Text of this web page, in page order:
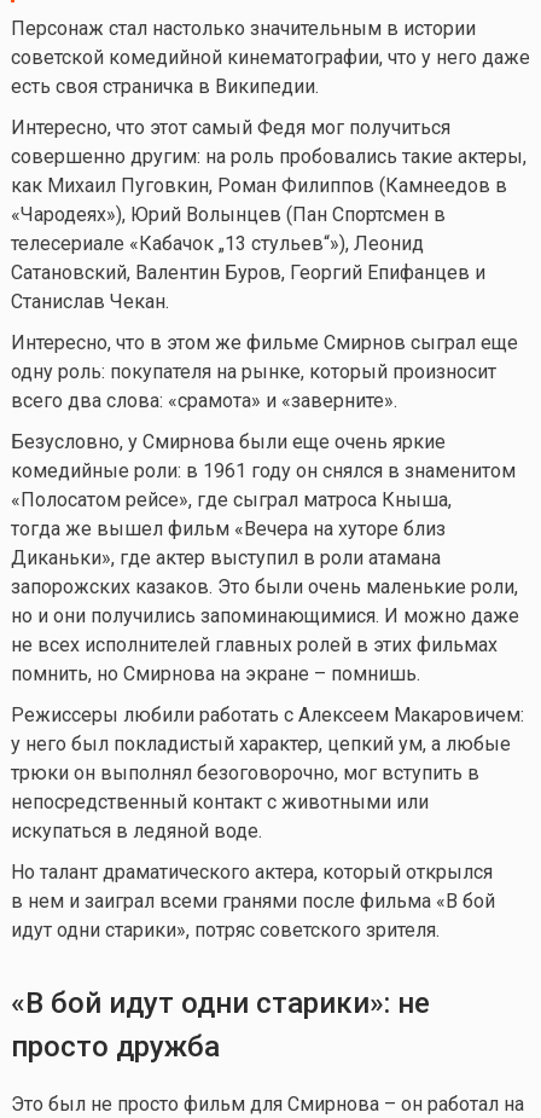
Персонаж стал настолько значительным в истории
советской комедийной кинематографии, что у него даже
есть своя страничка в Википедии.
Интересно, что этот самый Федя мог получиться
совершенно другим: на роль пробовались такие актеры,
как Михаил Пуговкин, Роман Филиппов (Камнеедов в
«Чародеях»), Юрий Волынцев (Пан Спортсмен в
телесериале «Кабачок „13 стульев“»), Леонид
Сатановский, Валентин Буров, Георгий Епифанцев и
Станислав Чекан.
Интересно, что в этом же фильме Смирнов сыграл еще
одну роль: покупателя на рынке, который произносит
всего два слова: «срамота» и «заверните».
Безусловно, у Смирнова были еще очень яркие
комедийные роли: в 1961 году он снялся в знаменитом
«Полосатом рейсе», где сыграл матроса Кныша,
тогда же вышел фильм «Вечера на хуторе близ
Диканьки», где актер выступил в роли атамана
запорожских казаков. Это были очень маленькие роли,
но и они получились запоминающимися. И можно даже
не всех исполнителей главных ролей в этих фильмах
помнить, но Смирнова на экране – помнишь.
Режиссеры любили работать с Алексеем Макаровичем:
у него был покладистый характер, цепкий ум, а любые
трюки он выполнял безоговорочно, мог вступить в
непосредственный контакт с животными или
искупаться в ледяной воде.
Но талант драматического актера, который открылся
в нем и заиграл всеми гранями после фильма «В бой
идут одни старики», потряс советского зрителя.
«В бой идут одни старики»: не
просто дружба
Это был не просто фильм для Смирнова – он работал на